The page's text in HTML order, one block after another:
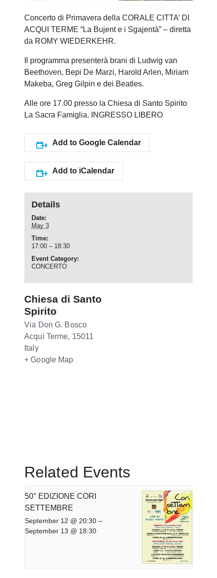
Concerto di Primavera della CORALE CITTA’ DI
ACQUI TERME “La Bujent e i Sgajentà” – diretta
da ROMY WIEDERKEHR.
Il programma presenterà brani di Ludwig van
Beethoven, Bepi De Marzi, Harold Arlen, Miriam
Makeba, Greg Gilpin e dei Beatles.
Alle ore 17.00 presso la Chiesa di Santo Spirito
La Sacra Famiglia. INGRESSO LIBERO
Add to Google Calendar
Add to iCalendar
Details
Date:
May 3
Time:
17:00 – 18:30
Event Category:
CONCERTO
Chiesa di Santo
Spirito
Via Don G. Bosco
Acqui Terme, 15011
Italy
+ Google Map
Related Events
50° EDIZIONE CORI
SETTEMBRE
September 12 @ 20:30 –
September 13 @ 18:30